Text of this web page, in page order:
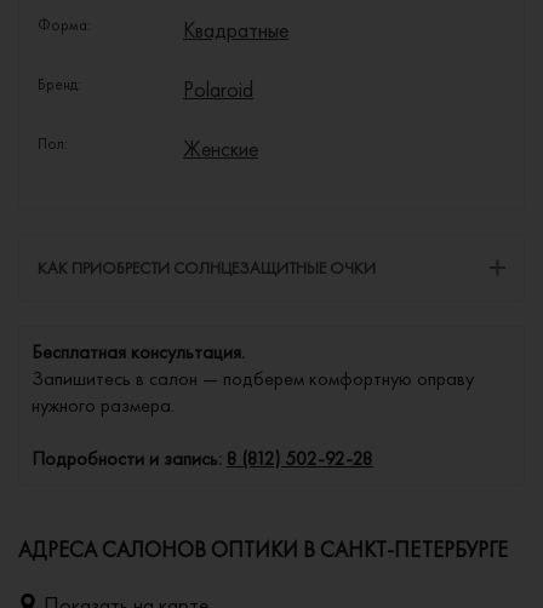
Форма: Квадратные
Бренд: Polaroid
Пол: Женские
КАК ПРИОБРЕСТИ СОЛНЦЕЗАЩИТНЫЕ ОЧКИ
Бесплатная консультация.
Запишитесь в салон — подберем комфортную оправу
нужного размера.
Подробности и запись: 8 (812) 502-92-28
АДРЕСА САЛОНОВ ОПТИКИ В САНКТ-ПЕТЕРБУРГЕ